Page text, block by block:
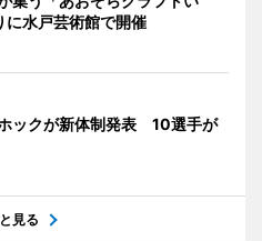
水戸芸術館で開催
ックが新体制発表 10選手が
見る